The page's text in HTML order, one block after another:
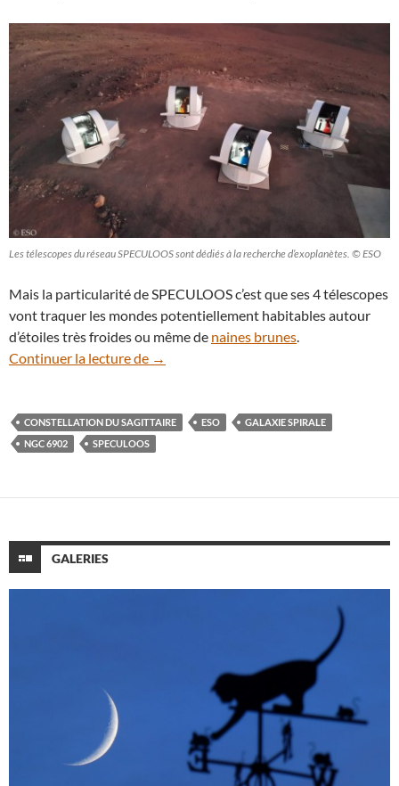
Les télescopes du réseau SPECULOOS sont dédiés à la recherche d’exoplanètes. © ESO
Mais la particularité de SPECULOOS c’est que ses 4 télescopes
vont traquer les mondes potentiellement habitables autour
d’étoiles très froides ou même de naines brunes
Continuer la lecture de
Les télescopes du réseau SPECULOOS
→
CONSTELLATION DU SAGITTAIRE ESO
GALAXIE SPIRALE
NGC 6902
SPECULOOS
GALERIES